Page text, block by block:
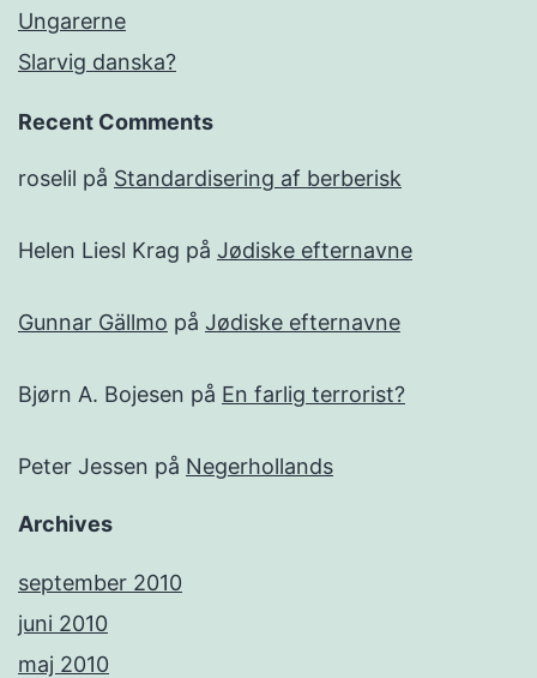
Ungarerne
Slarvig danska?
Recent Comments
roselil på Standardisering af berberisk
Helen Liesl Krag på Jødiske efternavne
Gunnar Gällmo på Jødiske efternavne
Bjørn A. Bojesen på En farlig terrorist?
Peter Jessen på Negerhollands
Archives
september 2010
juni 2010
maj 2010